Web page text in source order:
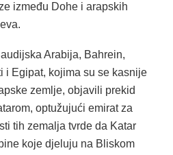
između Dohe i arapskih
Arabija, Bahrein,
i Egipat, kojima su se kasnije
zemlje, objavili prekid
optužujući emirat za
tih zemalja tvrde da Katar
koje djeluju na Bliskom